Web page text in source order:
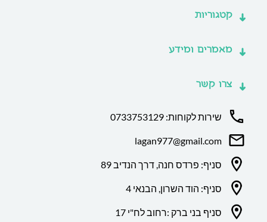
קטגוריות
מאמרים ומידע
צרו קשר
שירות לקוחות: 0733753129
lagan977@gmail.com
סניף: פרדס חנה, דרך הנדיב 89
סניף: הוד השרון, הבנאי 4
סניף בני ברק :רחוב לח"י 17